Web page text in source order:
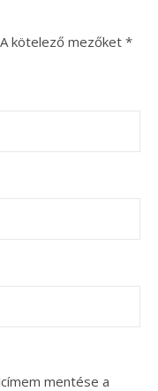
A kötelező mezőket *
mentése a